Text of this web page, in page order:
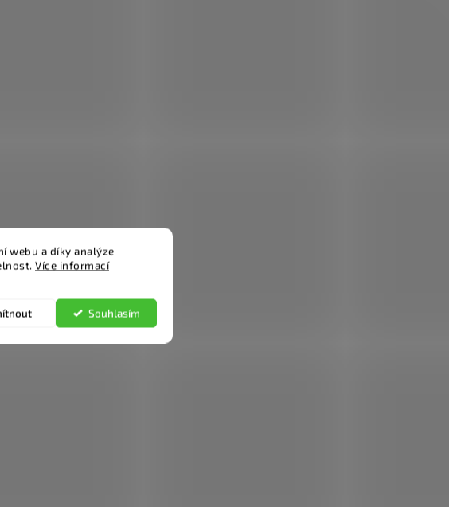
webu a díky analýze
Více informací
Souhlasím